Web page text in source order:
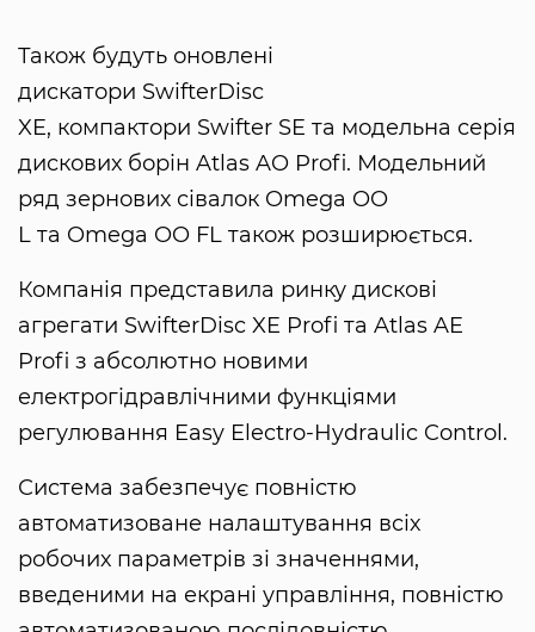
Також будуть оновлені
дискатори SwifterDisc
XE, компактори Swifter SE та модельна серія
дискових борін Atlas AO Profi. Модельний
ряд зернових сівалок Omega OO
L та Omega OO FL також розширюється.
Компанія представила ринку дискові
агрегати SwifterDisc XE Profi та Atlas AE
Profi з абсолютно новими
електрогідравлічними функціями
регулювання Easy Electro-Hydraulic Control.
Система забезпечує повністю
автоматизоване налаштування всіх
робочих параметрів зі значеннями,
введеними на екрані управління, повністю